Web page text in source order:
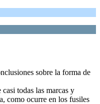
sobre la forma de
todas las marcas y
como ocurre en los fusiles